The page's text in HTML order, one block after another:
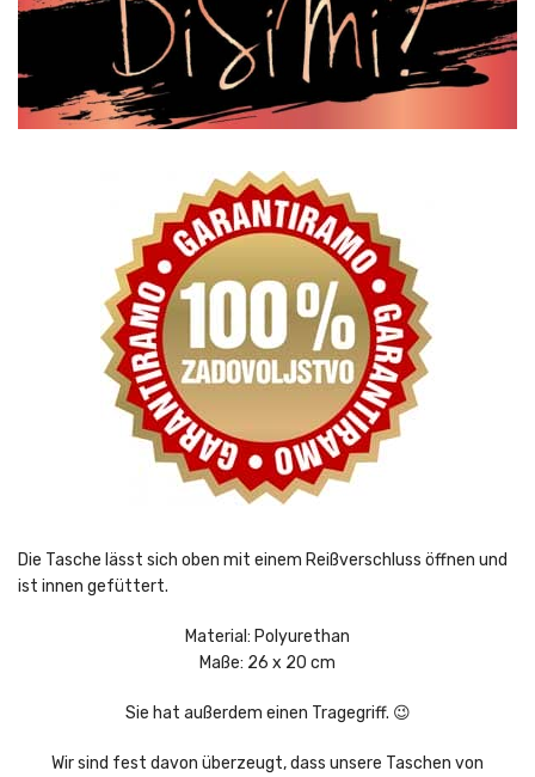
Die Tasche lässt sich oben mit einem Reißverschluss öffnen und
ist innen gefüttert.
Material: Polyurethan
Maße: 26 x 20 cm
Sie hat außerdem einen Tragegriff. 😉
Wir sind fest davon überzeugt, dass unsere Taschen von